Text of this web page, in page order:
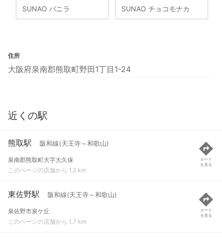
SUNAO バニラ SUNAO チョコモナカ
住所
大阪府泉南郡熊取町野田1丁目1-24
近くの駅
熊取駅 阪和線(天王寺～和歌山)
泉南郡熊取町大字大久保
このページの店舗から 1.2 km
ルート
を見る
東佐野駅 阪和線(天王寺～和歌山)
泉佐野市泉ケ丘
このページの店舗から 1.7 km
ルート
を見る